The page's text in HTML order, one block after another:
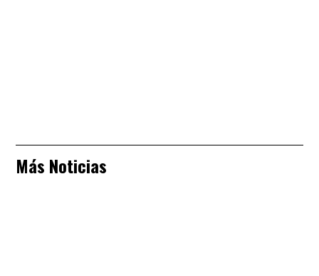
Más Noticias